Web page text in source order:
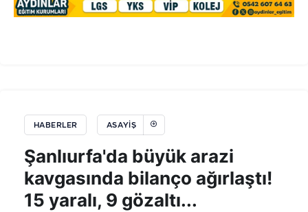
HABERLER ASAYIŞ
Şanlıurfa'da büyük arazi
kavgasında bilanço ağırlaştı!
15 yaralı, 9 gözaltı...